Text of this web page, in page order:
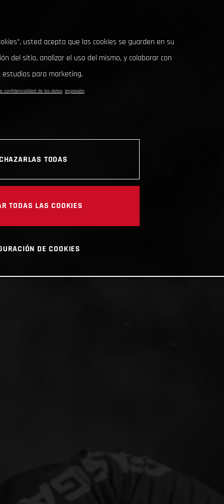
usted acepta que las cookies se guarden en su
del sitio, analizar el uso del mismo, y colaborar con
estudios para marketing.
confidencialidad de los datos Impresión
TODAS
TODAS LAS COOKIES
DE COOKIES